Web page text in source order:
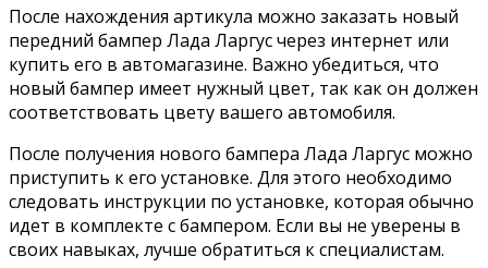
После нахождения артикула можно заказать новый
передний бампер Лада Ларгус через интернет или
купить его в автомагазине. Важно убедиться, что
новый бампер имеет нужный цвет, так как он должен
соответствовать цвету вашего автомобиля.
После получения нового бампера Лада Ларгус можно
приступить к его установке. Для этого необходимо
следовать инструкции по установке, которая обычно
идет в комплекте с бампером. Если вы не уверены в
своих навыках, лучше обратиться к специалистам.